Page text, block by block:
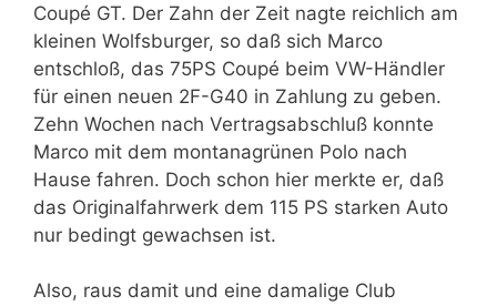
Coupé GT. Der Zahn der Zeit nagte reichlich am
kleinen Wolfsburger, so daß sich Marco
entschloß, das 75PS Coupé beim VW-Händler
für einen neuen 2F-G40 in Zahlung zu geben.
Zehn Wochen nach Vertragsabschluß konnte
Marco mit dem montanagrünen Polo nach
Hause fahren. Doch schon hier merkte er, daß
das Originalfahrwerk dem 115 PS starken Auto
nur bedingt gewachsen ist.
Also, raus damit und eine damalige Club